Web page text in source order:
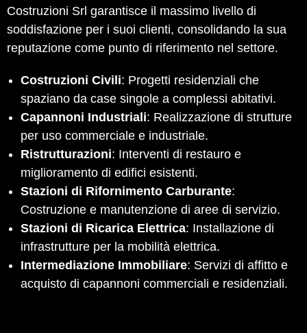
Costruzioni Srl garantisce il massimo livello di
soddisfazione per i suoi clienti, consolidando la sua
reputazione come punto di riferimento nel settore.
Costruzioni Civili: Progetti residenziali che
spaziano da case singole a complessi abitativi.
Capannoni Industriali: Realizzazione di strutture
per uso commerciale e industriale.
Ristrutturazioni: Interventi di restauro e
miglioramento di edifici esistenti.
Stazioni di Rifornimento Carburante:
Costruzione e manutenzione di aree di servizio.
Stazioni di Ricarica Elettrica: Installazione di
infrastrutture per la mobilità elettrica.
Intermediazione Immobiliare: Servizi di affitto e
acquisto di capannoni commerciali e residenziali.